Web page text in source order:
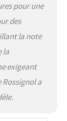
pour une
des
la note
la
exigeant
a